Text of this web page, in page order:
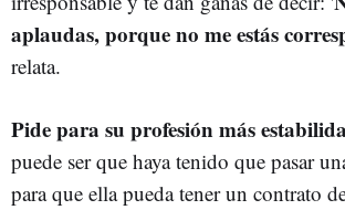
aplaudas, porque no me estás
relata.
Pide para su profesión más
puede ser que haya tenido que pasar
para que ella pueda tener un contrato